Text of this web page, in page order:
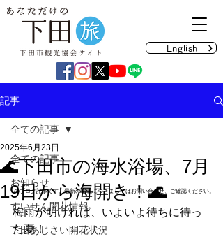
English
記事
全ての記事
お知らせ
すいせん開花情報
下田あじさい開花状況
全ての記事
🌊下田市の海水浴場、7月
19日から海開き！🌊
2025年6月23日
梅雨が明ければ、いよいよ待ちに待っ
た夏！
のブログ記事です。最新の情報につきましてはお問い合わせ、ご確認ください。